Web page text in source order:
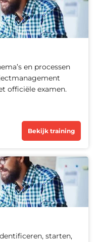
en processen
officiële examen.
Bekijk training
starten,